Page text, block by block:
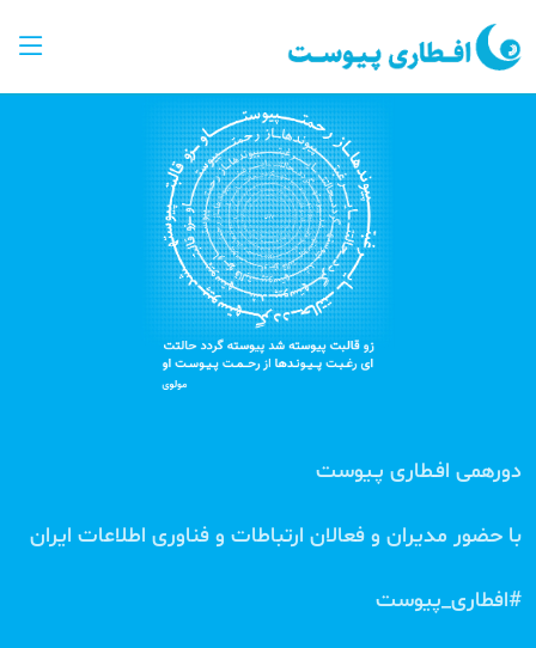
دورهمی افـطاری پـیوست
با حضور مدیران و فعالان ارتباطات و فناوری اطلاعات ایران
#افطاری_پیوست